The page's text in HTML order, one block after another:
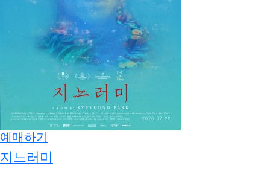
예매하기
지느러미